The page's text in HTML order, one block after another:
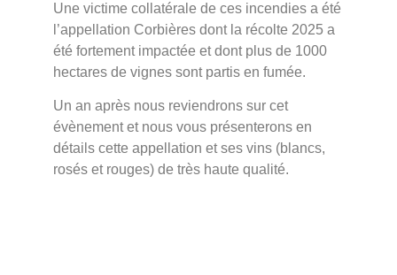
Une victime collatérale de ces incendies a été
l’appellation Corbières dont la récolte 2025 a
été fortement impactée et dont plus de 1000
hectares de vignes sont partis en fumée.
Un an après nous reviendrons sur cet
évènement et nous vous présenterons en
détails cette appellation et ses vins (blancs,
rosés et rouges) de très haute qualité.